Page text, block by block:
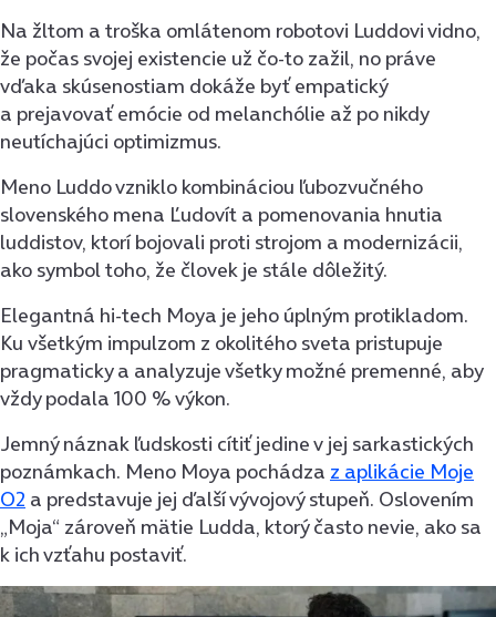
Na žltom a troška omlátenom robotovi Luddovi vidno,
že počas svojej existencie už čo-to zažil, no práve
vďaka skúsenostiam dokáže byť empatický
a prejavovať emócie od melanchólie až po nikdy
neutíchajúci optimizmus.
Meno Luddo vzniklo kombináciou ľubozvučného
slovenského mena Ľudovít a pomenovania hnutia
luddistov, ktorí bojovali proti strojom a modernizácii,
ako symbol toho, že človek je stále dôležitý.
Elegantná hi-tech Moya je jeho úplným protikladom.
Ku všetkým impulzom z okolitého sveta pristupuje
pragmaticky a analyzuje všetky možné premenné, aby
vždy podala 100 % výkon.
Jemný náznak ľudskosti cítiť jedine v jej sarkastických
poznámkach. Meno Moya pochádza z aplikácie Moje
O2 a predstavuje jej ďalší vývojový stupeň. Oslovením
„Moja“ zároveň mätie Ludda, ktorý často nevie, ako sa
k ich vzťahu postaviť.